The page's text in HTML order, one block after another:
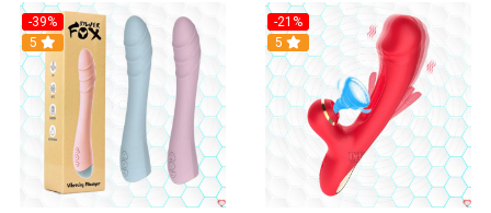
-39%
Hot
5
-21%
Hot
5